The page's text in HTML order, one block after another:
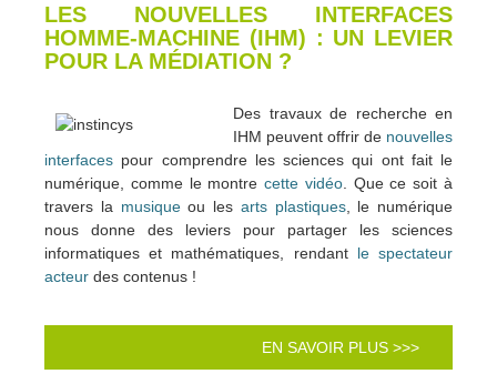
LES NOUVELLES INTERFACES
HOMME-MACHINE (IHM) : UN LEVIER
POUR LA MÉDIATION ?
Des travaux de recherche en
IHM peuvent offrir de nouvelles
interfaces pour comprendre les sciences qui ont fait le
numérique, comme le montrecette vidéo. Que ce soit à
travers la musiqueou les arts plastiques, le numérique
nous donne des leviers pour partager les sciences
informatiques et mathématiques, rendant le spectateur
acteur des contenus !
EN SAVOIR PLUS >>>